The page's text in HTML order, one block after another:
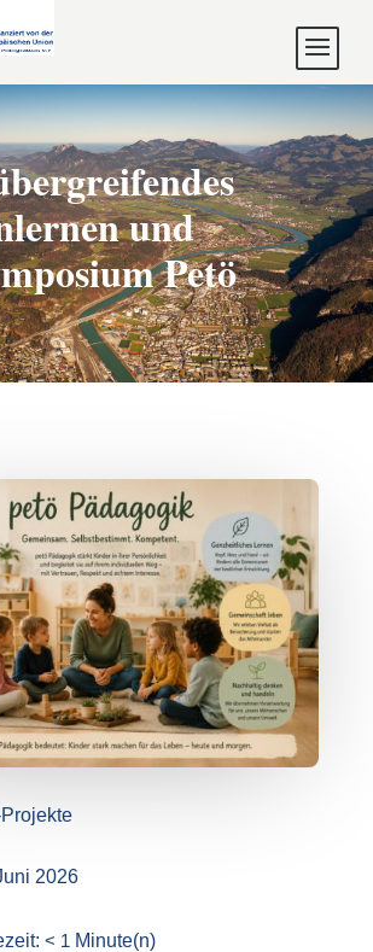
und
Petö
2026
< 1 Minute(n)